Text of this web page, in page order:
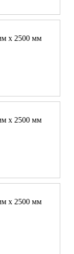
х 2500 мм
х 2500 мм
х 2500 мм